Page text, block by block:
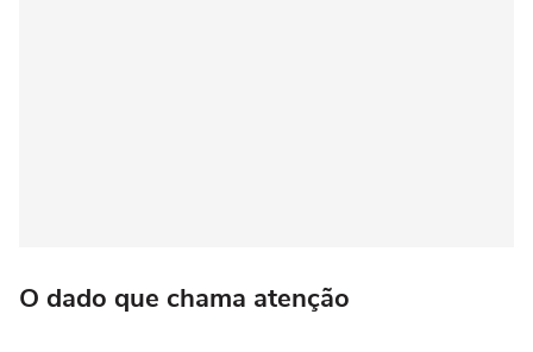
O dado que chama atenção